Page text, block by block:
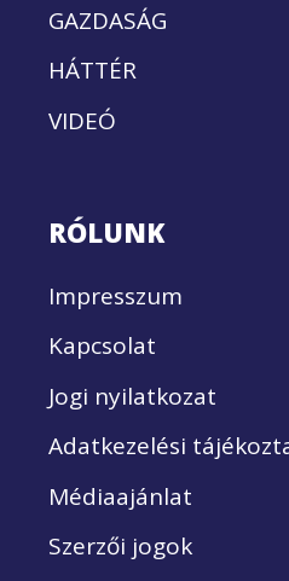
GAZDASÁG
HÁTTÉR
VIDEÓ
RÓLUNK
Impresszum
Kapcsolat
Jogi nyilatkozat
Adatkezelési
Médiaajánlat
Szerzői jogok